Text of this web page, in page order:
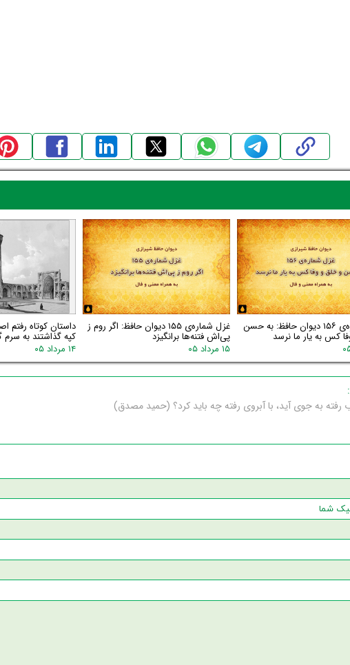
غزل شماره‌ی ۱۵۶ دیوان حافظ: به حسن
کس به یار ما نرسد
غزل شماره‌ی ۱۵۵ دیوان حافظ: اگر روم ز
پی‌اش فتنه‌ها برانگیزد
۱۵ مرداد ۰۵
داستان کوتاه رفتم
کپه گذاشتند به سرم
۱۴ مرداد ۰۵
رفته به جوی آید، با آبروی رفته چه باید کرد؟ (حمید مصدق)
شما